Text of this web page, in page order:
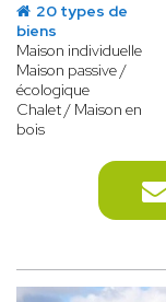
20 types de
biens
Maison individuelle
Maison passive /
écologique
Chalet / Maison en
bois